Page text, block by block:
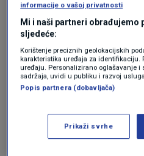
informacije o vašoj privatnosti
Mi i naši partneri obrađujemo
sljedeće:
Korištenje preciznih geolokacijskih
karakteristika uređaja za
uređaju. Personalizirano oglašavanje i
sadržaja, uvidi u publiku i razvoj
Popis partnera (dobavljača)
Prikaži svrhe